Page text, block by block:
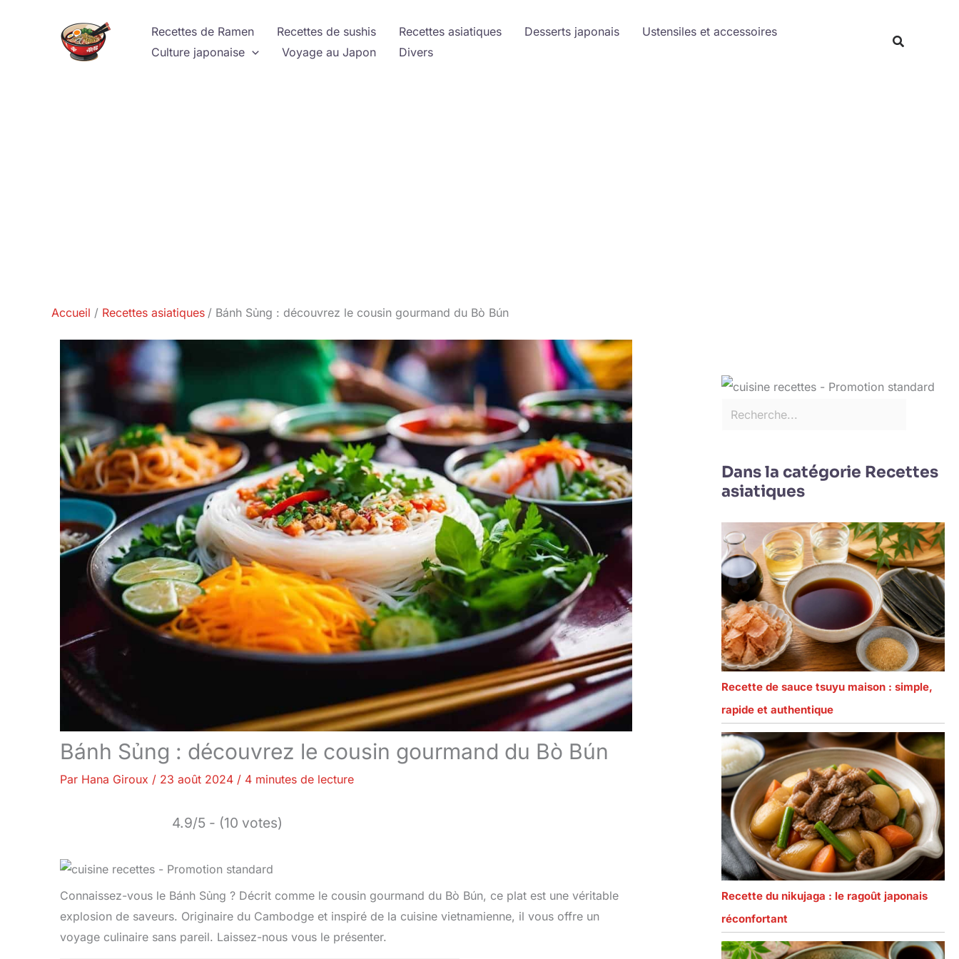
Recettes de Ramen Recettes de sushis Recettes asiatiques Desserts japonais
Ustensiles et accessoires
Culture japonaise
Voyage au Japon Divers
Accueil Recettes asiatiques Bánh Sủng : découvrez le cousin gourmand du Bò Bún
Bánh Sủng : découvrez le cousin gourmand du Bò Bún
Par Hana Giroux / 23 août 2024 / 4 minutes de lecture
4.9/5 - (10 votes)
Connaissez-vous le Bánh Sủng ? Décrit comme le cousin gourmand du Bò Bún, ce plat est une véritable
explosion de saveurs. Originaire du Cambodge et inspiré de la cuisine vietnamienne, il vous offre un
voyage culinaire sans pareil. Laissez-nous vous le présenter.
Dans la catégorie Recettes
asiatiques
Recette de sauce tsuyu maison : simple,
rapide et authentique
Recette du nikujaga : le ragoût japonais
réconfortant